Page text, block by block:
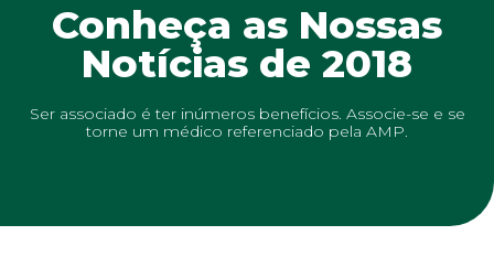
Conheça as Nossas
Notícias de 2018
Ser associado é ter inúmeros benefícios. Associe-se e se
torne um médico referenciado pela AMP.